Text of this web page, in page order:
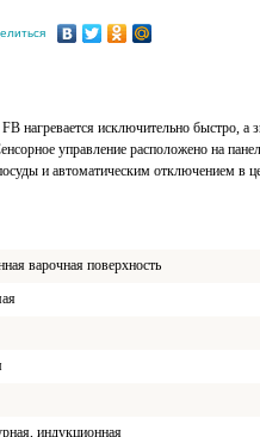
нагревается исключительно быстро, а
управление расположено на
и автоматическим отключением в
варочная поверхность
индукционная